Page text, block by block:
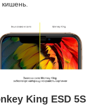
кишень.
King ESD 5S